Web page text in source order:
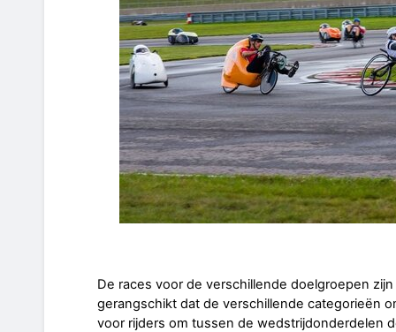
De races voor de verschillende doelgroepen
gerangschikt dat de verschillende categorieën
voor rijders om tussen de wedstrijdonderdelen